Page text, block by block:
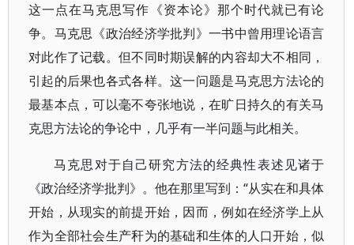
这一点在马克思写作《资本论》那个时代就已有论
争。马克思《政治经济学批判》一书中曾用理论语言
对此作了记载。但不同时期误解的内容却大不相同，
引起的后果也各式各样。这一问题是马克思方法论的
最基本点，可以毫不夸张地说，在旷日持久的有关马
克思方法论的争论中，几乎有一半问题与此相关。
马克思对于自己研究方法的经典性表述见诸于
《政治经济学批判》。他在那里写到：“从实在和具体
开始，从现实的前提开始，因而，例如在经济学上从
作为全部社会生产秆为的基础和生体的人口开始，似